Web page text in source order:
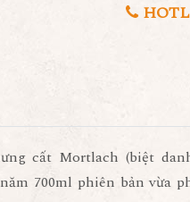
cất Mortlach (biệt
700ml phiên bản vừa